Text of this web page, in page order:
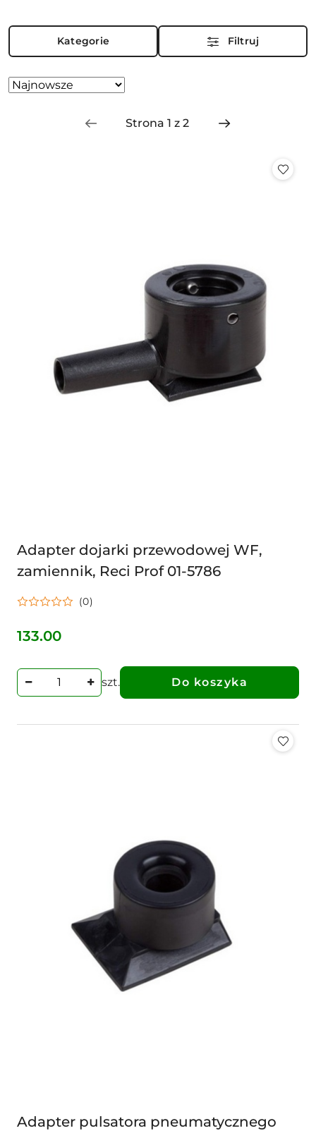
Kategorie Filtruj
Zastosowano
Sortuj
Adapter dojarki przewodowej WF,
zamiennik, Reci Prof 01-5786
(0)
Cena:
133.00
szt. Do koszyka
Adapter pulsatora pneumatycznego